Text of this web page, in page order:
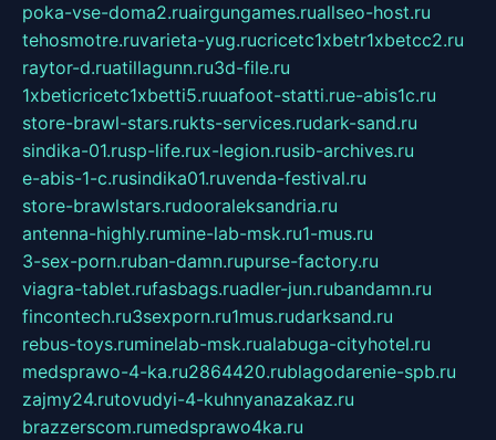
poka-vse-doma2.ruairgungames.ruallseo-host.ru
tehosmotre.ruvarieta-yug.rucricetc1xbetr1xbetcc2.ru
raytor-d.ruatillagunn.ru3d-file.ru
1xbeticricetc1xbetti5.ruuafoot-statti.rue-abis1c.ru
store-brawl-stars.rukts-services.rudark-sand.ru
sindika-01.rusp-life.rux-legion.rusib-archives.ru
e-abis-1-c.rusindika01.ruvenda-festival.ru
store-brawlstars.rudooraleksandria.ru
antenna-highly.rumine-lab-msk.ru1-mus.ru
3-sex-porn.ruban-damn.rupurse-factory.ru
viagra-tablet.rufasbags.ruadler-jun.rubandamn.ru
fincontech.ru3sexporn.ru1mus.rudarksand.ru
rebus-toys.ruminelab-msk.rualabuga-cityhotel.ru
medsprawo-4-ka.ru2864420.rublagodarenie-spb.ru
zajmy24.rutovudyi-4-kuhnyanazakaz.ru
brazzerscom.rumedsprawo4ka.ru